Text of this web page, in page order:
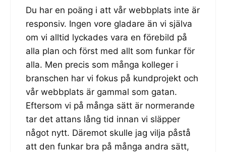
Du har en poäng i att vår webbplats inte är
responsiv. Ingen vore gladare än vi själva
om vi alltid lyckades vara en förebild på
alla plan och först med allt som funkar för
alla. Men precis som många kolleger i
branschen har vi fokus på kundprojekt och
vår webbplats är gammal som gatan.
Eftersom vi på många sätt är normerande
tar det attans lång tid innan vi släpper
något nytt. Däremot skulle jag vilja påstå
att den funkar bra på många andra sätt,